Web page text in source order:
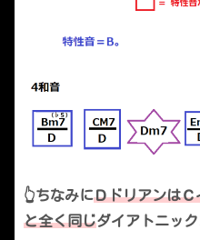
👆ちなみにＤドリアンはＣ
と全く同じダイアトニック